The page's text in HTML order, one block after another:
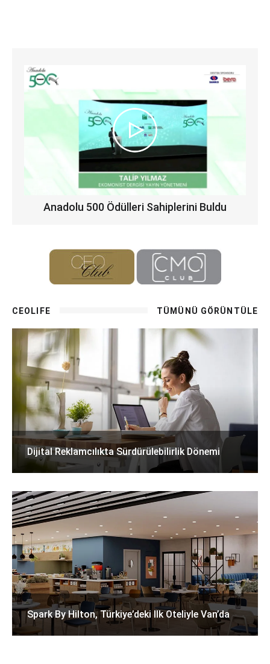
Anadolu 500 Ödülleri Sahiplerini Buldu
CEOLIFE TÜMÜNÜ GÖRÜNTÜLE
Dijital Reklamcılıkta Sürdürülebilirlik Dönemi
Spark By Hilton, Türkiye’deki Ilk Oteliyle Van’da